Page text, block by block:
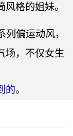
格的姐妹。
偏运动风，
场，不仅女生
。